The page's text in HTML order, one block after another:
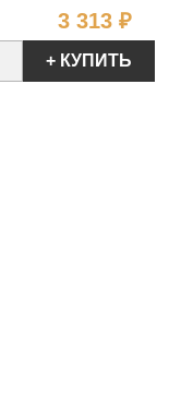
3 313 ₽
+ КУПИТЬ